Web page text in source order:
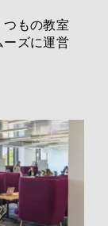
もの教室
ーズに運営